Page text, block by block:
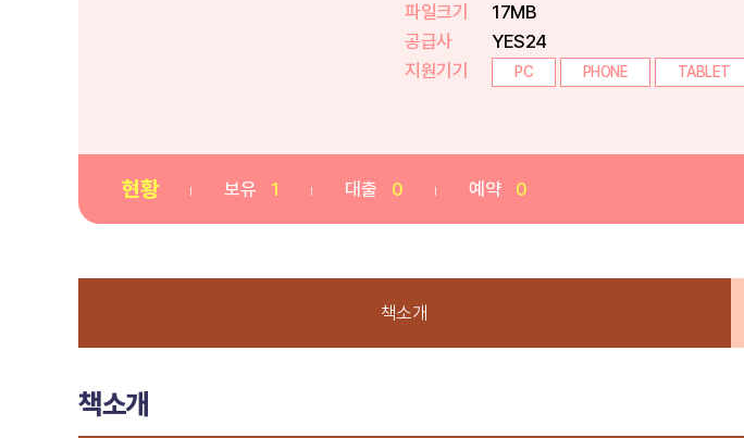
파일크기
17MB
공급사
YES24
지원기기
PC PHONE TABLET
현황 보유 1 대출 0 예약 0
책소개
책소개